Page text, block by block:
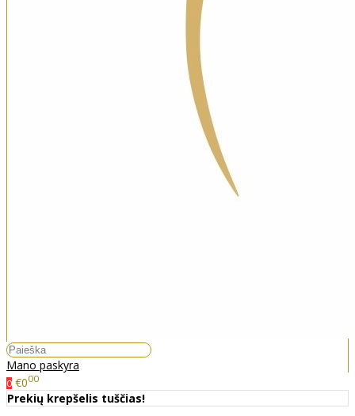
Mano paskyra
0 €000
Prekių krepšelis tuščias!